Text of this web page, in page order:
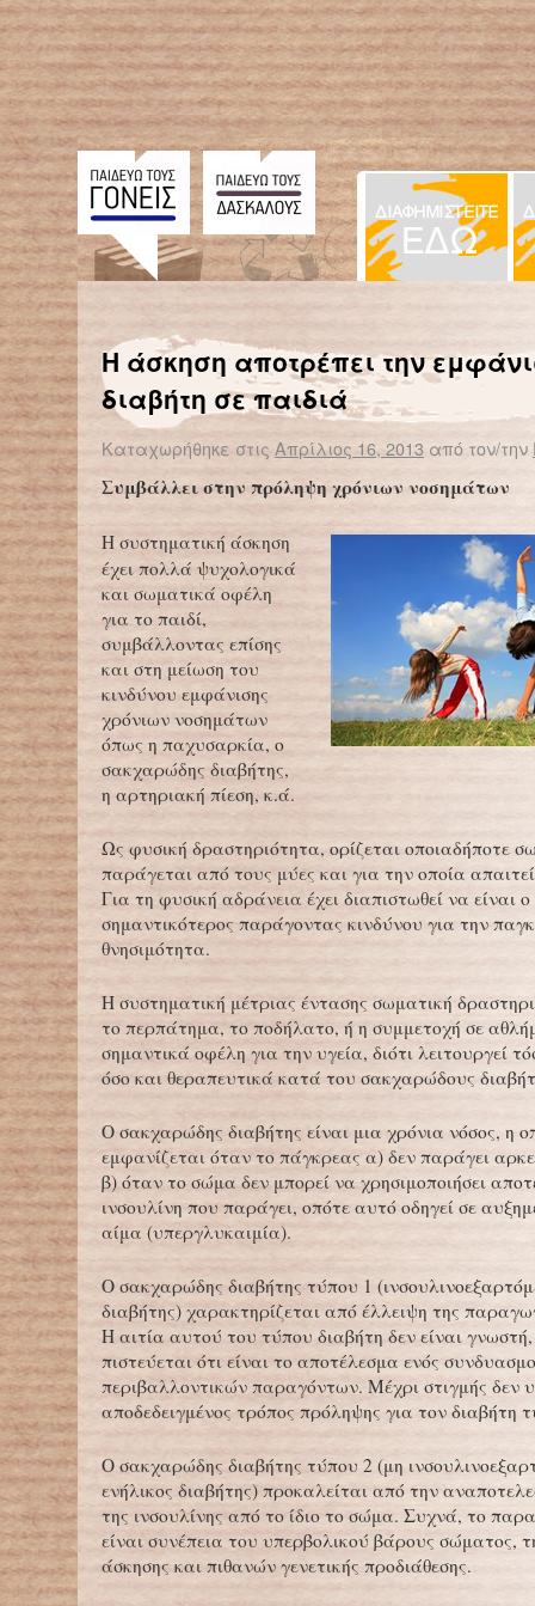
← Επιστροφή στο %s
Από κάποια μορφή αλλεργίας πάσχει ένα στα πέντε παιδιά
Η άσκηση αποτρέπει την
διαβήτη σε παιδιά
Καταχωρήθηκε στις Απρίλιος 16, 2013 από τον/την
Συμβάλλει στην πρόληψη χρόνιων νοσημάτων
Η συστηματική άσκηση
έχει πολλά ψυχολογικά
και σωματικά οφέλη
για το παιδί,
συμβάλλοντας επίσης
και στη μείωση του
κινδύνου εμφάνισης
χρόνιων νοσημάτων
όπως η παχυσαρκία, ο
σακχαρώδης διαβήτης,
η αρτηριακή πίεση, κ.ά.
Ως φυσική δραστηριότητα, ορίζεται οποιαδήποτε
παράγεται από τους μύες και για την οποία
Για τη φυσική αδράνεια έχει διαπιστωθεί να είναι
σημαντικότερος παράγοντας κινδύνου για την
θνησιμότητα.
Η συστηματική μέτριας έντασης σωματική
το περπάτημα, το ποδήλατο, ή η συμμετοχή σε
σημαντικά οφέλη για την υγεία, διότι λειτουργεί
όσο και θεραπευτικά κατά του σακχαρώδους
Ο σακχαρώδης διαβήτης είναι μια χρόνια νόσος, η
εμφανίζεται όταν το πάγκρεας α) δεν παράγει
β) όταν το σώμα δεν μπορεί να χρησιμοποιήσει
ινσουλίνη που παράγει, οπότε αυτό οδηγεί σε
αίμα (υπεργλυκαιμία).
Ο σακχαρώδης διαβήτης τύπου 1
διαβήτης) χαρακτηρίζεται από έλλειψη της
Η αιτία αυτού του τύπου διαβήτη δεν είναι
πιστεύεται ότι είναι το αποτέλεσμα ενός
περιβαλλοντικών παραγόντων. Μέχρι στιγμής δεν
αποδεδειγμένος τρόπος πρόληψης για τον διαβήτη
Ο σακχαρώδης διαβήτης τύπου 2 (μη
ενήλικος διαβήτης) προκαλείται από την
της ινσουλίνης από το ίδιο το σώμα. Συχνά, το
είναι συνέπεια του υπερβολικού βάρους σώματος,
άσκησης και πιθανών γενετικής προδιάθεσης.